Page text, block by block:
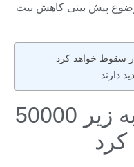
پیش بینی کاهش بیت
دارند
بیت کوین امسال به زیر 50000